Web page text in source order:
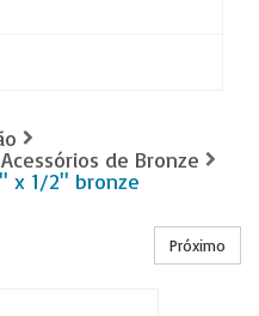
Acessórios de Bronze
x 1/2'' bronze
Próximo